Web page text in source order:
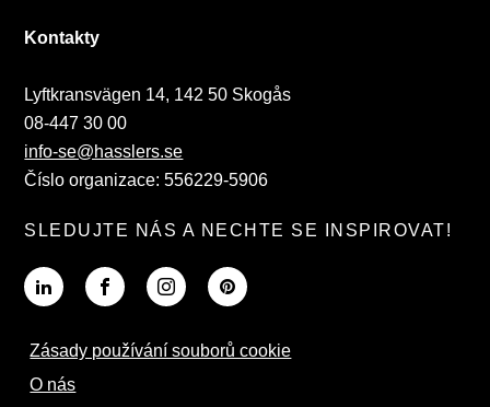
Kontakty
Lyftkransvägen 14, 142 50 Skogås
08-447 30 00
info-se@hasslers.se
Číslo organizace: 556229-5906
SLEDUJTE NÁS A NECHTE SE INSPIROVAT!
Zásady používání souborů cookie
O nás